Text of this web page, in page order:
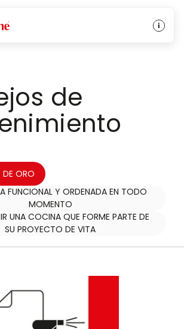
de
DE ORO
FUNCIONAL Y ORDENADA EN TODO
MOMENTO
UNA COCINA QUE FORME PARTE DE
SU PROYECTO DE VITA